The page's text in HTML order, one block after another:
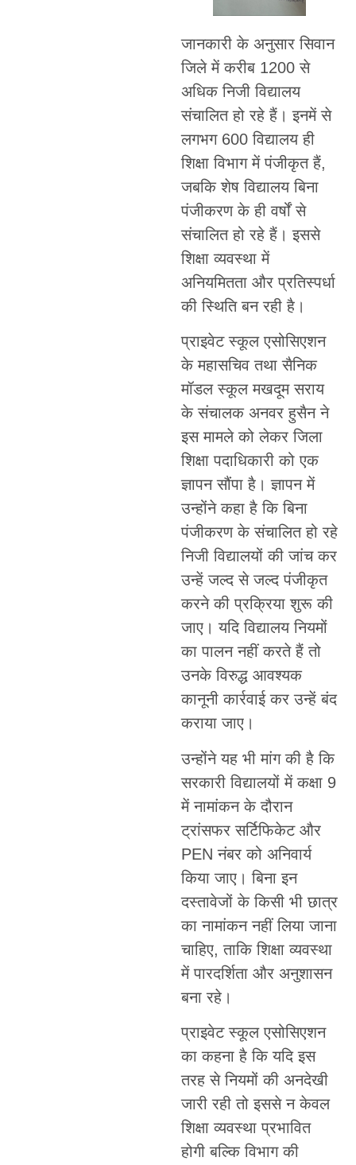
जानकारी के अनुसार सिवान
जिले में करीब 1200 से
अधिक निजी विद्यालय
संचालित हो रहे हैं। इनमें से
लगभग 600 विद्यालय ही
शिक्षा विभाग में पंजीकृत हैं,
जबकि शेष विद्यालय बिना
पंजीकरण के ही वर्षों से
संचालित हो रहे हैं। इससे
शिक्षा व्यवस्था में
अनियमितता और प्रतिस्पर्धा
की स्थिति बन रही है।
प्राइवेट स्कूल एसोसिएशन
के महासचिव तथा सैनिक
मॉडल स्कूल मखदूम सराय
के संचालक अनवर हुसैन ने
इस मामले को लेकर जिला
शिक्षा पदाधिकारी को एक
ज्ञापन सौंपा है। ज्ञापन में
उन्होंने कहा है कि बिना
पंजीकरण के संचालित हो रहे
निजी विद्यालयों की जांच कर
उन्हें जल्द से जल्द पंजीकृत
करने की प्रक्रिया शुरू की
जाए। यदि विद्यालय नियमों
का पालन नहीं करते हैं तो
उनके विरुद्ध आवश्यक
कानूनी कार्रवाई कर उन्हें बंद
कराया जाए।
उन्होंने यह भी मांग की है कि
सरकारी विद्यालयों में कक्षा 9
में नामांकन के दौरान
ट्रांसफर सर्टिफिकेट और
PEN नंबर को अनिवार्य
किया जाए। बिना इन
दस्तावेजों के किसी भी छात्र
का नामांकन नहीं लिया जाना
चाहिए, ताकि शिक्षा व्यवस्था
में पारदर्शिता और अनुशासन
बना रहे।
प्राइवेट स्कूल एसोसिएशन
का कहना है कि यदि इस
तरह से नियमों की अनदेखी
जारी रही तो इससे न केवल
शिक्षा व्यवस्था प्रभावित
होगी बल्कि विभाग की